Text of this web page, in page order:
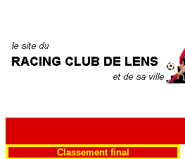
Classement final